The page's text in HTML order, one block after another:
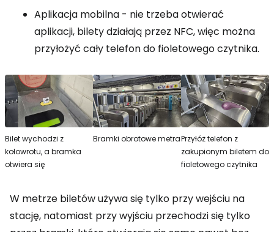
Aplikacja mobilna - nie trzeba otwierać
aplikacji, bilety działają przez NFC, więc można
przyłożyć cały telefon do fioletowego czytnika.
Bilet wychodzi z
kołowrotu, a bramka
otwiera się
Bramki obrotowe metraPrzyłóż telefon z
zakupionym biletem do
fioletowego czytnika
W metrze biletów używa się tylko przy wejściu na
stację, natomiast przy wyjściu przechodzi się tylko